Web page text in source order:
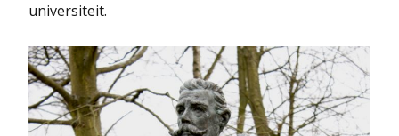
universiteit.